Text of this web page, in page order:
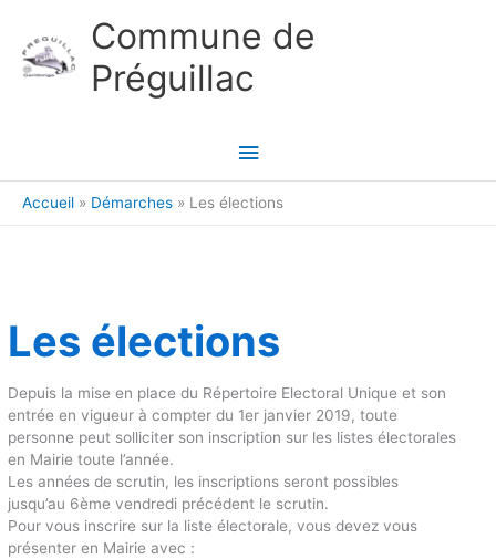
Commune de
Préguillac
Menu
principal
Accueil Démarches Les élections
Les élections
Depuis la mise en place du Répertoire Electoral Unique et son
entrée en vigueur à compter du 1er janvier 2019, toute
personne peut solliciter son inscription sur les listes électorales
en Mairie toute l’année.
Les années de scrutin, les inscriptions seront possibles
jusqu’au 6ème vendredi précédent le scrutin.
Pour vous inscrire sur la liste électorale, vous devez vous
présenter en Mairie avec :